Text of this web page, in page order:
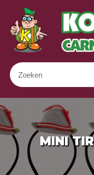
MINI